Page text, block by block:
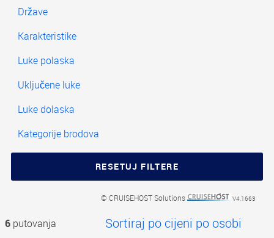
© CRUISEHOST Solutions V4.1663
6 putovanja